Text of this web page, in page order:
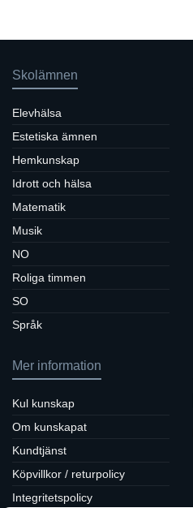
Skolämnen
Elevhälsa
Estetiska ämnen
Hemkunskap
Idrott och hälsa
Matematik
Musik
NO
Roliga timmen
SO
Språk
Mer information
Kul kunskap
Om kunskapat
Kundtjänst
Köpvillkor / returpolicy
Integritetspolicy